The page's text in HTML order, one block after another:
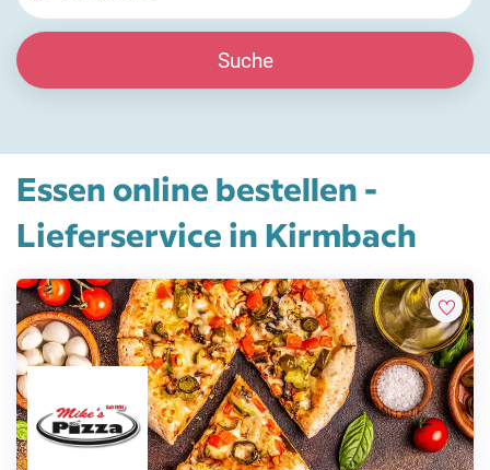
Suche
Essen online bestellen -
Lieferservice in Kirmbach